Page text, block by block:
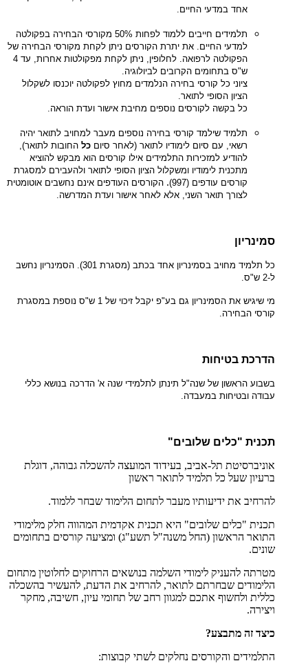
אחד במדעי החיים.
תלמידים חייבים ללמוד לפחות 50% מקורסי הבחירה בפקולטה
למדעי החיים. את יתרת הקורסים ניתן לקחת מקורסי הבחירה של
הפקולטה לרפואה. לחלופין, ניתן לקחת מפקולטות אחרות, עד 4
ש"ס בתחומים הקרובים לביולוגיה.
ציוני כל קורסי בחירה הנלמדים מחוץ לפקולטה יוכנסו לשקלול
הציון הסופי לתואר.
כל בקשה לקורסים נוספים מחיבת אישור ועדת הוראה.
תלמיד שילמד קורסי בחירה נוספים מעבר למחויב לתואר יהיה
רשאי, עם סיום לימודיו לתואר (לאחר סיום כל החובות לתואר),
להודיע למזכירות התלמידים אילו קורסים הוא מבקש להוציא
מתכנית לימודיו ומשקלול הציון הסופי לתואר ולהעבירם למסגרת
קורסים עודפים (997)
. הקורסים העודפים אינם נחשבים אוטומטית
לצורך תואר השני, אלא לאחר אישור ועדת המדרשה.
סמינריון
כל תלמיד מחויב בסמינריון אחד בכתב (מסגרת 301). הסמינריון נחשב
ל-2 ש"ס.
מי שיגיש את הסמינריון גם בע"פ יקבל זיכוי של 1 ש"ס נוספת במסגרת
קורסי הבחירה.
הדרכת בטיחות
בשבוע הראשון של שנה"ל תינתן לתלמידי שנה א' הדרכה בנושא כללי
עבודה ובטיחות במעבדה.
תכנית "כלים שלובים"
אוניברסיטת תל-אביב, בעידוד המועצה להשכלה גבוהה, דוגלת
ברעיון שעל כל תלמיד לתואר ראשון
להרחיב את ידיעותיו מעבר לתחום הלימוד שבחר ללמוד.
תכנית "כלים שלובים" היא תכנית אקדמית המהווה חלק מלימודי
התואר הראשון (החל משנה"ל תשע"ג) ומציעה קורסים בתחומים
שונים.
מטרתה להעניק לימודי השלמה בנושאים הרחוקים לחלוטין מתחום
הלימודים שבחרתם לתואר, להרחיב את הדעת, להעשיר בהשכלה
כללית ולחשוף אתכם למגוון רחב של תחומי עיון, חשיבה, מחקר
ויצירה.
כיצד זה מתבצע?
התלמידים והקורסים נחלקים לשתי קבוצות: